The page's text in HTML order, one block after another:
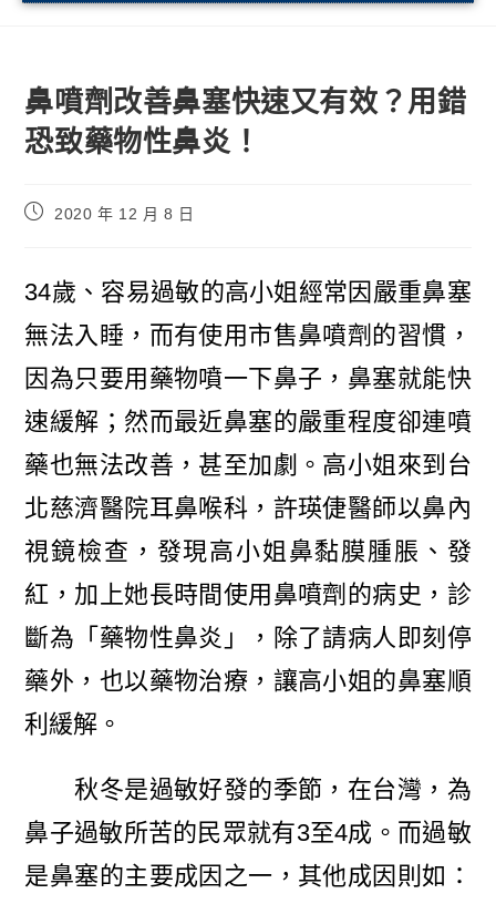
鼻噴劑改善鼻塞快速又有效？用錯
恐致藥物性鼻炎！
2020 年 12 月 8 日
34歲、容易過敏的高小姐經常因嚴重鼻塞
無法入睡，而有使用市售鼻噴劑的習慣，
因為只要用藥物噴一下鼻子，鼻塞就能快
速緩解；然而最近鼻塞的嚴重程度卻連噴
藥也無法改善，甚至加劇。高小姐來到台
北慈濟醫院耳鼻喉科，許瑛倢醫師以鼻內
視鏡檢查，發現高小姐鼻黏膜腫脹、發
紅，加上她長時間使用鼻噴劑的病史，診
斷為「藥物性鼻炎」，除了請病人即刻停
藥外，也以藥物治療，讓高小姐的鼻塞順
利緩解。
秋冬是過敏好發的季節，在台灣，為
鼻子過敏所苦的民眾就有3至4成。而過敏
是鼻塞的主要成因之一，其他成因則如：